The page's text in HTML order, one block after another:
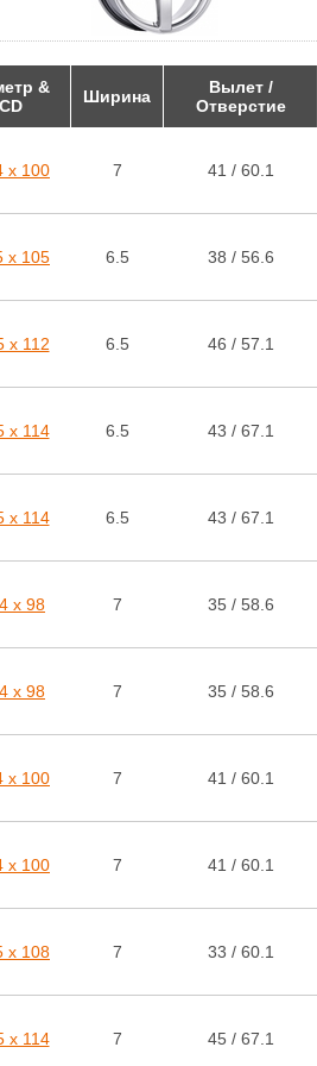
&
Ширина
Вылет /
Отверстие
x 100 7 41 / 60.1
x 105 6.5 38 / 56.6
x 112 6.5 46 / 57.1
x 114 6.5 43 / 67.1
x 114 6.5 43 / 67.1
x 98 7 35 / 58.6
x 98 7 35 / 58.6
x 100 7 41 / 60.1
x 100 7 41 / 60.1
x 108 7 33 / 60.1
x 114 7 45 / 67.1